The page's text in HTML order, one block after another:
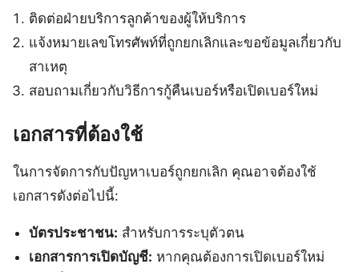
ติดต่อฝ่ายบริการลูกค้าของผู้ให้บริการ
แจ้งหมายเลขโทรศัพท์ที่ถูกยกเลิกและขอข้อมูลเกี่ยวกับ
สาเหตุ
สอบถามเกี่ยวกับวิธีการกู้คืนเบอร์หรือเปิดเบอร์ใหม่
เอกสารที่ต้องใช้
ในการจัดการกับปัญหาเบอร์ถูกยกเลิก คุณอาจต้องใช้
เอกสารดังต่อไปนี้:
บัตรประชาชน: สำหรับการระบุตัวตน
เอกสารการเปิดบัญชี: หากคุณต้องการเปิดเบอร์ใหม่